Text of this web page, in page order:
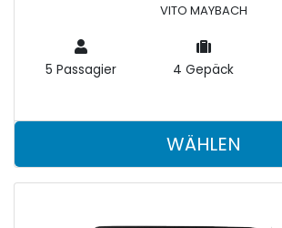
VITO MAYBACH
5 Passagier 4 Gepäck
WÄHLEN